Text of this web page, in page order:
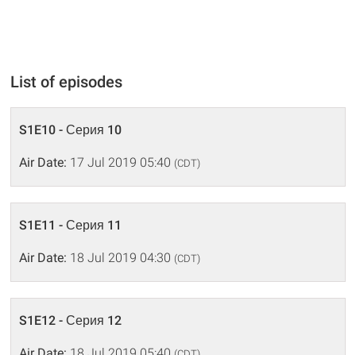
List of episodes
S1E10 - Серия 10
Air Date: 17 Jul 2019 05:40 (CDT)
S1E11 - Серия 11
Air Date: 18 Jul 2019 04:30 (CDT)
S1E12 - Серия 12